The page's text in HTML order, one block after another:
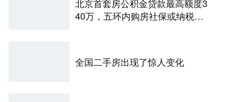
北京首套房公积金贷款最高额度3
40万，五环内购房社保或纳税满
全国二手房出现了惊人变化